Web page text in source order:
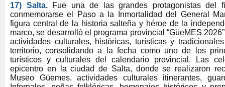
17) Salta.
Fue una de las grandes protagonistas del
conmemorarse el Paso a la Inmortalidad del General
figura central de la historia salteña y héroe de la
marco, se desarrolló el programa provincial “GüeMES
actividades culturales, históricas, turísticas y
territorio, consolidando a la fecha como uno de los
turísticos y culturales del calendario provincial. Las
epicentro en la ciudad de Salta, donde se realizaron
Museo Güemes, actividades culturales itinerantes,